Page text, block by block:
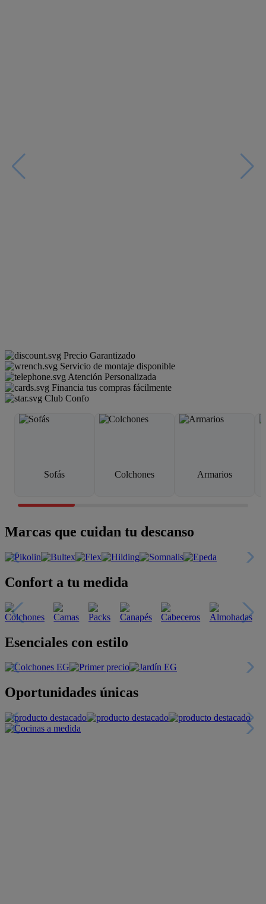
Precio Garantizado
Servicio de montaje disponible
Atención Personalizada
Financia tus compras fácilmente
Club Confo
Sofás Colchones Armarios
Marcas que cuidan tu descanso
Confort a tu medida
Esenciales con estilo
Oportunidades únicas